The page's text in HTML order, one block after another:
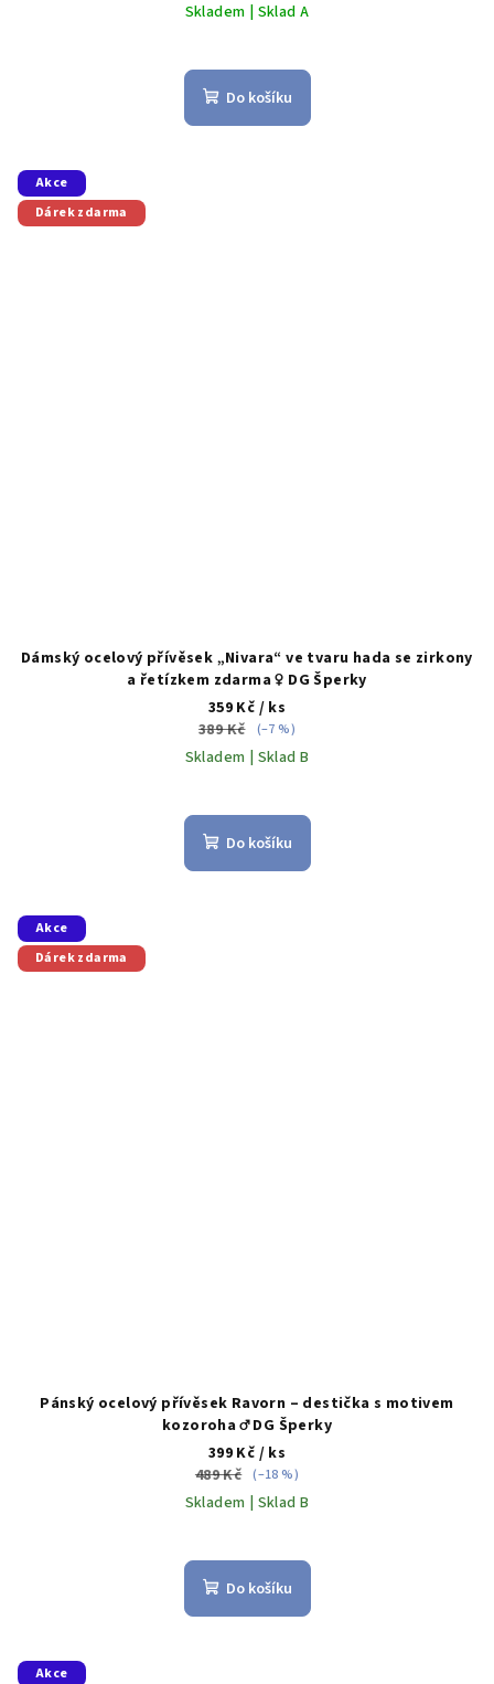
Skladem | Sklad A
Do košíku
Akce
Dárek zdarma
Dámský ocelový přívěsek „Nivara“ ve tvaru hada se zirkony
a řetízkem zdarma ♀️ DG Šperky
359 Kč / ks
389 Kč
(–7 %)
Skladem | Sklad B
Do košíku
Akce
Dárek zdarma
Pánský ocelový přívěsek Ravorn – destička s motivem
kozoroha ♂️ DG Šperky
399 Kč / ks
489 Kč (–18 %)
Skladem | Sklad B
Do košíku
Akce